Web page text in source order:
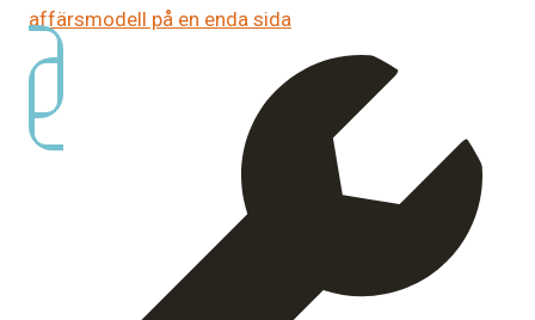
affärsmodell på en enda sida